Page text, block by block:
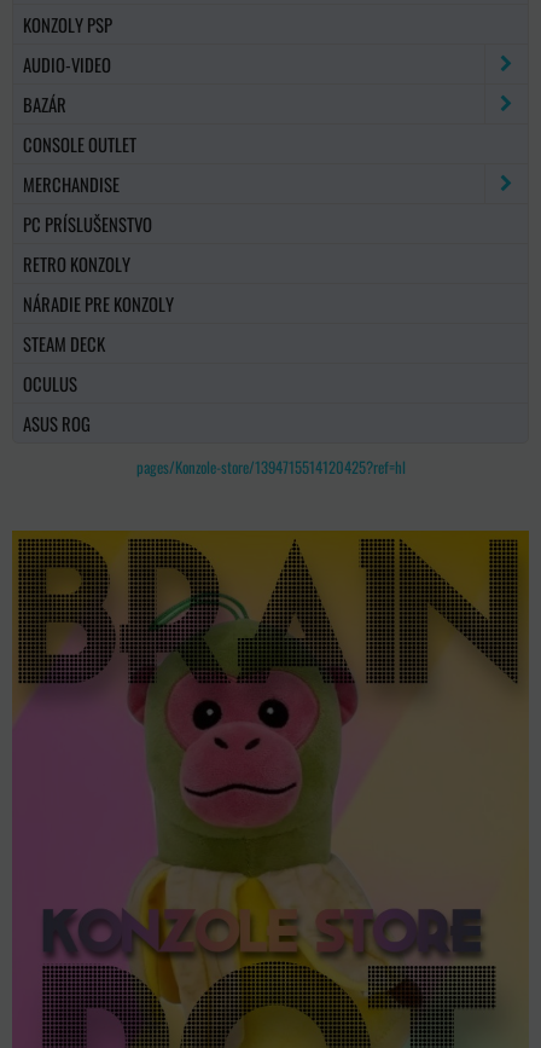
KONZOLY PSP
AUDIO-VIDEO
BAZÁR
CONSOLE OUTLET
MERCHANDISE
PC PRÍSLUŠENSTVO
RETRO KONZOLY
NÁRADIE PRE KONZOLY
STEAM DECK
OCULUS
ASUS ROG
pages/Konzole-store/1394715514120425?ref=hl